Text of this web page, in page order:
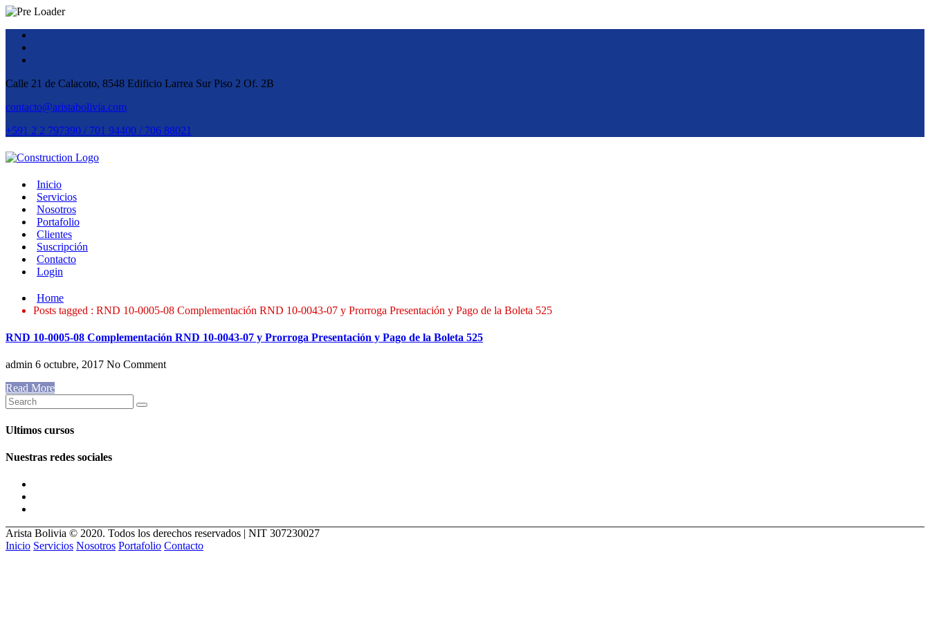
Calle 21 de Calacoto, 8548 Edificio Larrea Sur Piso 2 Of. 2B
contacto@aristabolivia.com
+591 2 2 797390 / 701 94400 / 706 88021
Inicio
Servicios
Nosotros
Portafolio
Clientes
Suscripción
Contacto
Login
Home
Posts tagged : RND 10-0005-08 Complementación RND 10-0043-07 y Prorroga Presentación y Pago de la Boleta 525
RND 10-0005-08 Complementación RND 10-0043-07 y Prorroga Presentación y Pago de la Boleta 525
admin 6 octubre, 2017 No Comment
Read More
Ultimos cursos
Nuestras redes sociales
Arista Bolivia © 2020. Todos los derechos reservados | NIT 307230027
Inicio Servicios Nosotros Portafolio Contacto